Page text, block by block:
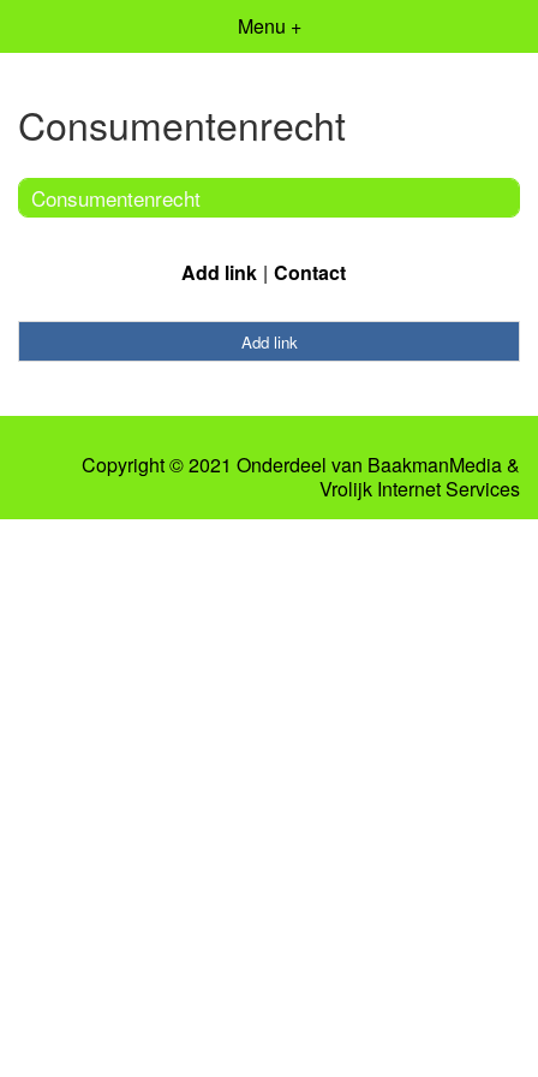
Menu +
Consumentenrecht
Consumentenrecht
Add link Contact
Add link
Copyright © 2021 Onderdeel van BaakmanMedia&
Vrolijk Internet Services